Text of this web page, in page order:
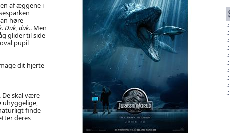
af æggene i
høre
Duk, duk.. Men
glider til side
pupil
dit hjerte
skal være
uhyggelige,
finde
deres